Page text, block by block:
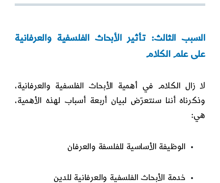
في
3
السبب الثالث: تأثير الأبحاث الفلسفية والعرفانية
على علم الكلام
لا زال الكلام في أهمية الأبحاث الفلسفية والعرفانية،
وذكرناه أننا سنتعرّض لبيان أربعة أسباب لهذه الأهمية،
هي:
الوظيفة الأساسية للفلسفة والعرفان
خدمة الأبحاث الفلسفية والعرفانية للدين